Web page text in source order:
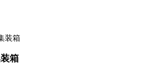
箱